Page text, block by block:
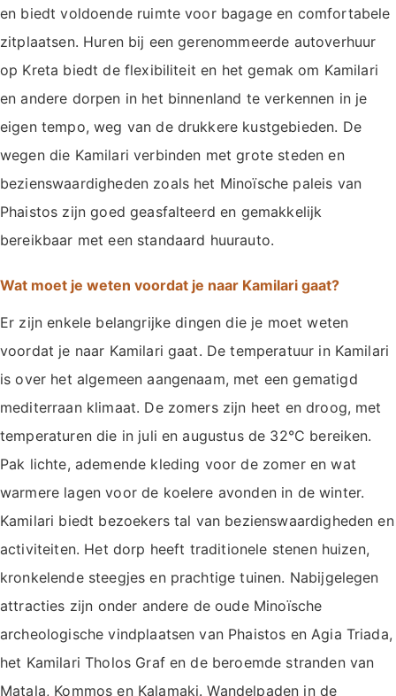
en biedt voldoende ruimte voor bagage en comfortabele
zitplaatsen. Huren bij een gerenommeerde autoverhuur
op Kreta biedt de flexibiliteit en het gemak om Kamilari
en andere dorpen in het binnenland te verkennen in je
eigen tempo, weg van de drukkere kustgebieden. De
wegen die Kamilari verbinden met grote steden en
bezienswaardigheden zoals het Minoïsche paleis van
Phaistos zijn goed geasfalteerd en gemakkelijk
bereikbaar met een standaard huurauto.
Wat moet je weten voordat je naar Kamilari gaat?
Er zijn enkele belangrijke dingen die je moet weten
voordat je naar Kamilari gaat. De temperatuur in Kamilari
is over het algemeen aangenaam, met een gematigd
mediterraan klimaat. De zomers zijn heet en droog, met
temperaturen die in juli en augustus de 32°C bereiken.
Pak lichte, ademende kleding voor de zomer en wat
warmere lagen voor de koelere avonden in de winter.
Kamilari biedt bezoekers tal van bezienswaardigheden en
activiteiten. Het dorp heeft traditionele stenen huizen,
kronkelende steegjes en prachtige tuinen. Nabijgelegen
attracties zijn onder andere de oude Minoïsche
archeologische vindplaatsen van Phaistos en Agia Triada,
het Kamilari Tholos Graf en de beroemde stranden van
Matala, Kommos en Kalamaki. Wandelpaden in de